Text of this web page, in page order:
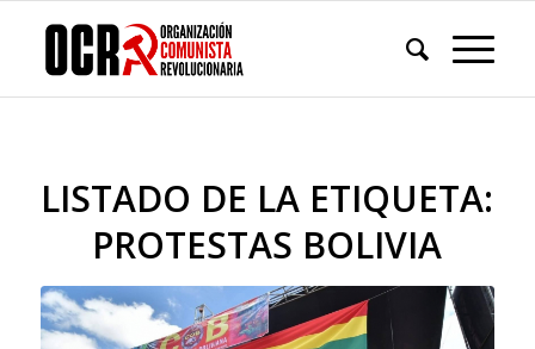
LISTADO DE LA ETIQUETA:
PROTESTAS BOLIVIA